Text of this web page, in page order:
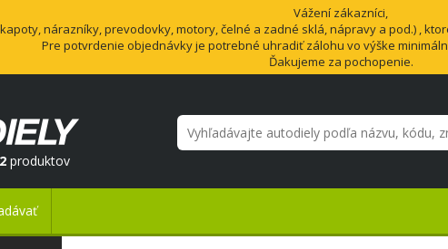
Vážení zákazníci,
nárazníky, prevodovky, motory, čelné a zadné sklá, nápravy a pod.) ,
Pre potvrdenie objednávky je potrebné uhradiť zálohu vo výške
Ďakujeme za pochopenie.
produktov